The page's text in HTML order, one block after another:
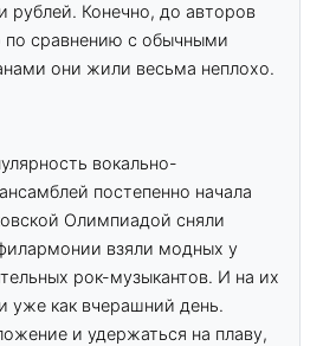
рублей. Конечно, до авторов
сравнению с обычными
они жили весьма неплохо.
вокально-
постепенно начала
Олимпиадой сняли
взяли модных у
рок-музыкантов. И на их
уже как вчерашний день.
и удержаться на плаву,